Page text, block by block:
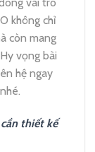
không chỉ
còn mang
vọng bài
hệ ngay
cần thiết kế